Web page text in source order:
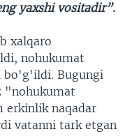
yaxshi vositadir”.
xalqaro
nohukumat
bo'g'ildi. Bugungi
"nohukumat
erkinlik naqadar
vatanni tark etgan